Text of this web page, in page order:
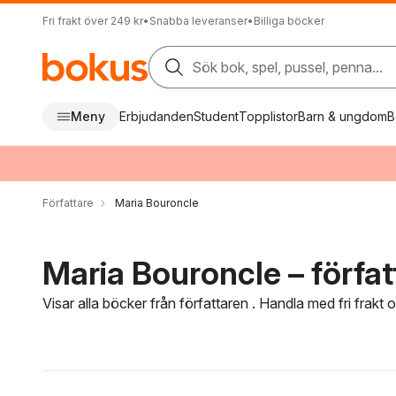
Fri frakt över 249 kr• Snabba leveranser• Billiga böcker
Sök bok, spel, pussel, penna...
Meny ErbjudandenStudentTopplistorBarn & ungdom
Författare Maria Bouroncle
Maria Bouroncle –
Visar alla böcker från författaren . Handla med fri frakt